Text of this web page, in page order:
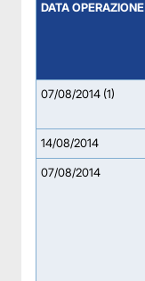
DATA OPERAZIONE
07/08/2014 (1)
14/08/2014
07/08/2014